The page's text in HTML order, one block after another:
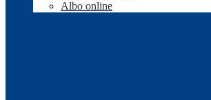
Albo online